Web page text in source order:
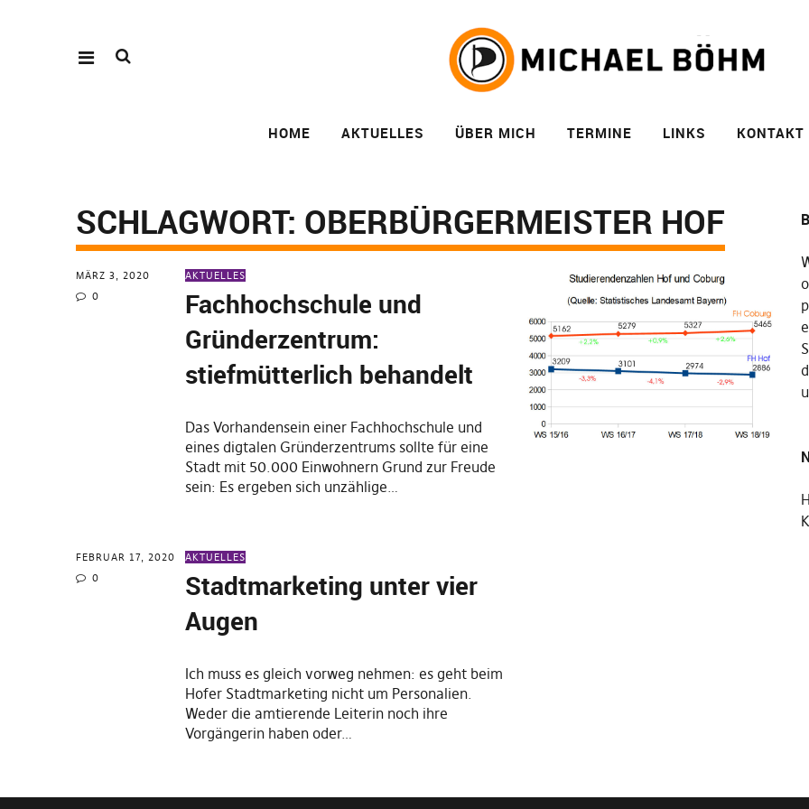
HOME AKTUELLES ÜBER MICH TERMINE LINKS KONTAKT
SCHLAGWORT: OBERBÜRGERMEISTER HOF
MÄRZ 3, 2020
0
AKTUELLES
Fachhochschule und
Gründerzentrum:
stiefmütterlich behandelt
Das Vorhandensein einer Fachhochschule und
eines digtalen Gründerzentrums sollte für eine
Stadt mit 50.000 Einwohnern Grund zur Freude
sein: Es ergeben sich unzählige…
FEBRUAR 17, 2020
0
AKTUELLES
Stadtmarketing unter vier
Augen
Ich muss es gleich vorweg nehmen: es geht beim
Hofer Stadtmarketing nicht um Personalien.
Weder die amtierende Leiterin noch ihre
Vorgängerin haben oder…